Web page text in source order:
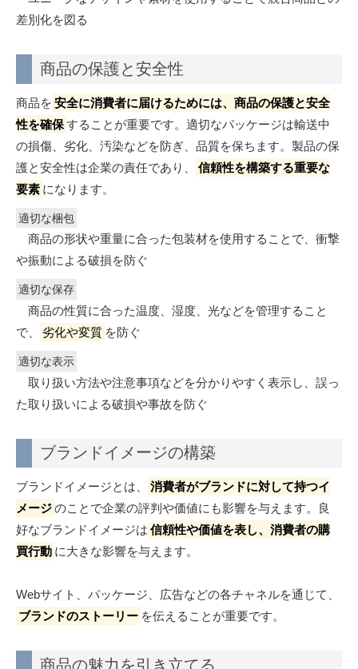
差別化を図る
商品の保護と安全性
商品を 安全に消費者に届けるためには、商品の保護と安全
性を確保することが重要です。適切なパッケージは輸送中
の損傷、劣化、汚染などを防ぎ、品質を保ちます。製品の保
護と安全性は企業の責任であり、
信頼性を構築する重要な
要素 になります。
適切な梱包
商品の形状や重量に合った包装材を使用することで、衝撃
や振動による破損を防ぐ
適切な保存
商品の性質に合った温度、湿度、光などを管理すること
で、
劣化や変質 を防ぐ
適切な表示
取り扱い方法や注意事項などを分かりやすく表示し、誤っ
た取り扱いによる破損や事故を防ぐ
ブランドイメージの構築
ブランドイメージとは、
消費者がブランドに対して持つイ
メージのことで企業の評判や価値にも影響を与えます。良
好なブランドイメージは 信頼性や価値を表し、消費者の購
買行動 に大きな影響を与えます。
Webサイト、パッケージ、広告などの各チャネルを通じて、
ブランドのストーリー を伝えることが重要です。
商品の魅力を引き立てる